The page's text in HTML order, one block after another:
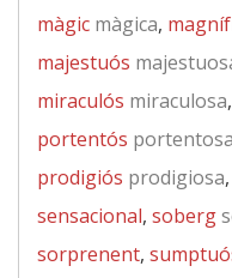
màgic màgica,
majestuós
miraculós miraculosa
portentós portentosa
prodigiós prodigiosa
sensacional, soberg
sorprenent,